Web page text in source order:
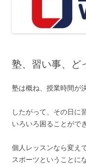
塾、習い事、ど
塾は概ね、授業時間が
したがって、その日に
いろいろ困ることができ
個人レッスンなら変え
スポーツということに